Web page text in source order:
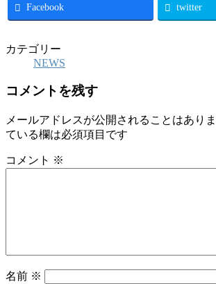
Facebook twitter
カテゴリー
NEWS
コメントを残す
メールアドレスが公開されることはありま
ている欄は必須項目です
コメント ※
名前 ※